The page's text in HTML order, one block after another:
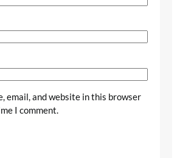
email, and website in this browser
I comment.